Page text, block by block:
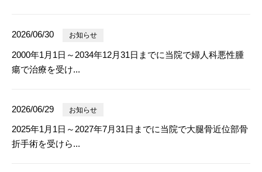
2026/06/30 お知らせ
2000年1月1日～2034年12月31日までに当院で婦人科悪性腫
瘍で治療を受け...
2026/06/29 お知らせ
2025年1月1日～2027年7月31日までに当院で大腿骨近位部骨
折手術を受けら...